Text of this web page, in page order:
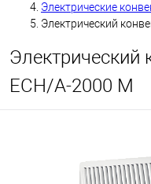
Электрические
Электрический
Электрический
ECH/A-2000 M